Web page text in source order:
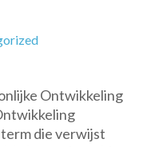
Ontwikkeling
die verwijst